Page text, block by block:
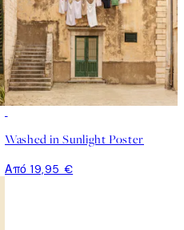
Washed in Sunlight Poster
Από 19,95 €